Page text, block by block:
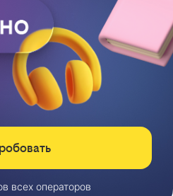
всех операторов